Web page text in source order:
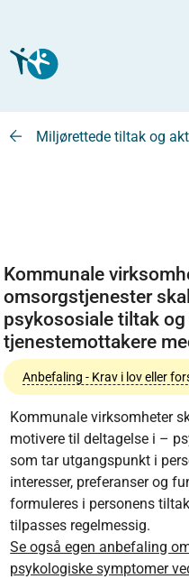
Miljørettede tiltak og
Kommunale
omsorgstjenester
psykososiale tiltak
tjenestemottakere
Anbefaling - Krav i lov eller
Kommunale virksomheter
motivere til deltagelse i –
som tar utgangspunkt i
interesser, preferanser og
formuleres i personens
tilpasses regelmessig.
Se også egen anbefaling
psykologiske symptomer